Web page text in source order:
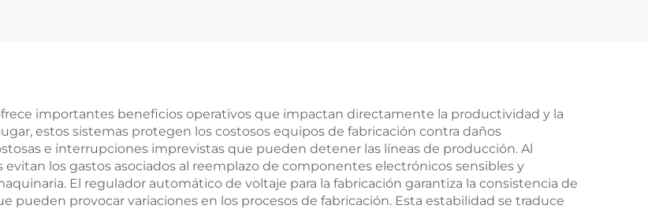
frecuencia de 50–60
Hz, comunicación
RS485, grado de
protección IP20
importantes beneficios operativos que impactan directamente la productividad y la
estos sistemas protegen los costosos equipos de fabricación contra daños
e interrupciones imprevistas que pueden detener las líneas de producción. Al
los gastos asociados al reemplazo de componentes electrónicos sensibles y
El regulador automático de voltaje para la fabricación garantiza la consistencia de
pueden provocar variaciones en los procesos de fabricación. Esta estabilidad se traduce